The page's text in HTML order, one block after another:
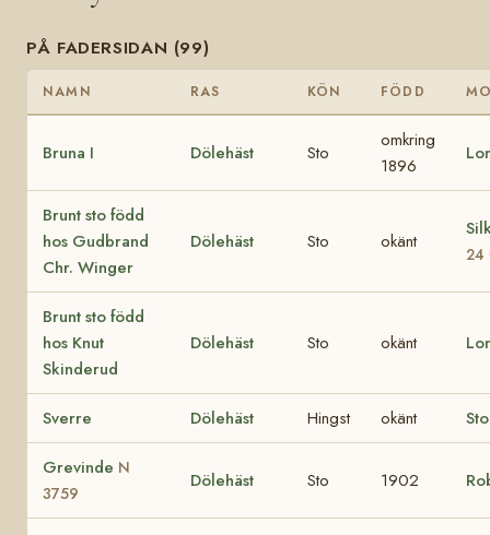
PÅ FADERSIDAN (99)
NAMN RAS KÖN FÖDD
Bruna I Dölehäst Sto
omkring
1896
Brunt sto född
hos Gudbrand
Chr. Winger
Dölehäst Sto okänt
24
Brunt sto född
hos Knut
Skinderud
Dölehäst Sto okänt
Sverre Dölehäst Hingst okänt
Grevinde N
3759
Dölehäst Sto 1902